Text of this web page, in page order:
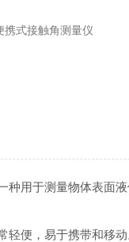
携式接触角测量仪
种用于测量物体表面
便，易于携带和移动